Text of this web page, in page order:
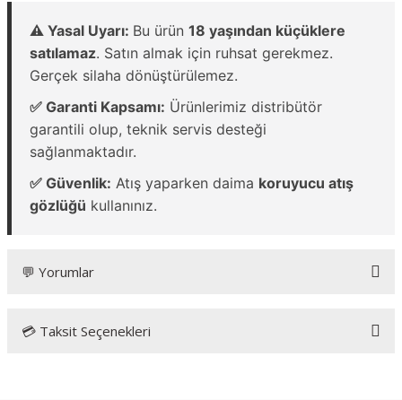
⚠️ Yasal Uyarı: Bu ürün 18 yaşından küçüklere
satılamaz. Satın almak için ruhsat gerekmez.
Gerçek silaha dönüştürülemez.
✅ Garanti Kapsamı: Ürünlerimiz distribütör
garantili olup, teknik servis desteği
sağlanmaktadır.
✅ Güvenlik: Atış yaparken daima koruyucu atış
gözlüğü kullanınız.
💬 Yorumlar
Bu ürüne ilk yorumu siz yapın!
💳 Taksit Seçenekleri